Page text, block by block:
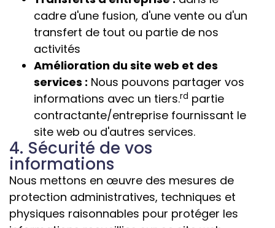
cadre d'une fusion, d'une vente ou d'un
transfert de tout ou partie de nos
activités
Amélioration du site web et des
services : Nous pouvons partager vos
informations avec un tiers.rd partie
contractante/entreprise fournissant le
site web ou d'autres services.
4. Sécurité de vos
informations
Nous mettons en œuvre des mesures de
protection administratives, techniques et
physiques raisonnables pour protéger les